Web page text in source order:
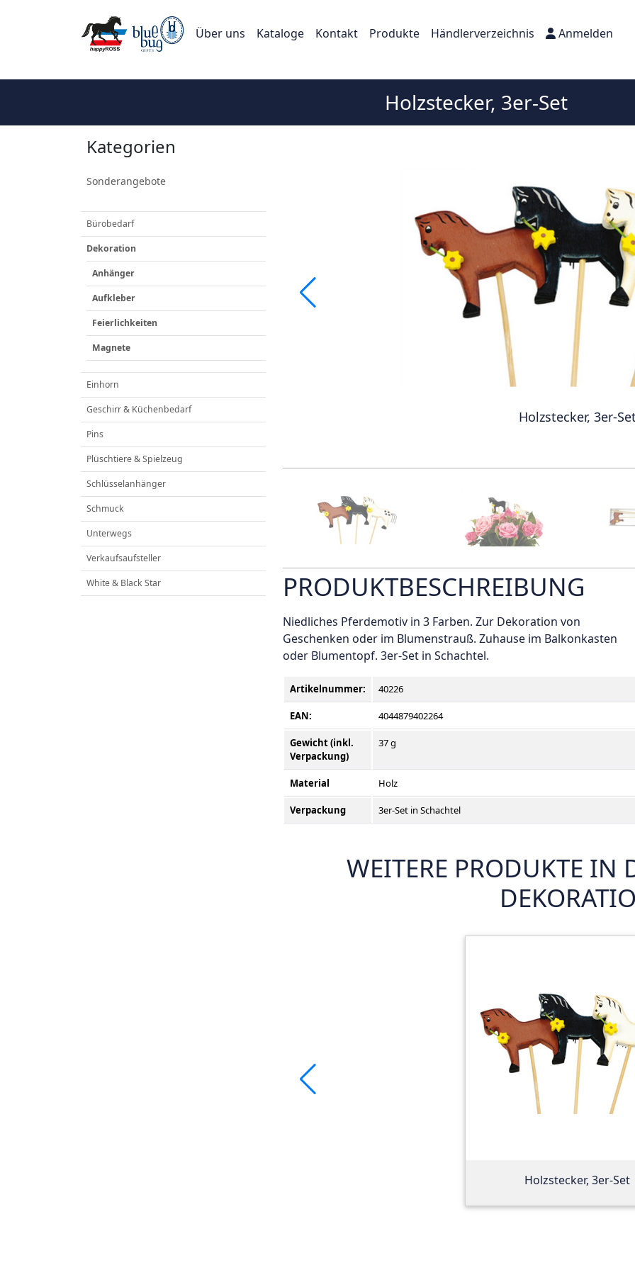
Über uns Kataloge Kontakt Produkte Händlerverzeichnis Anmelden
Holzstecker, 3er-Set
Kategorien
Sonderangebote
Bürobedarf
Dekoration
Anhänger
Aufkleber
Feierlichkeiten
Magnete
Einhorn
Geschirr & Küchenbedarf
Pins
Plüschtiere & Spielzeug
Schlüsselanhänger
Schmuck
Unterwegs
Verkaufsaufsteller
White & Black Star
Holzstecker, 3er-
PRODUKTBESCHREIBUNG
Niedliches Pferdemotiv in 3 Farben. Zur Dekoration von
Geschenken oder im Blumenstrauß. Zuhause im Balkonkasten
oder Blumentopf. 3er-Set in Schachtel.
Artikelnummer: 40226
EAN: 4044879402264
Gewicht (inkl.
Verpackung)
37 g
Material Holz
Verpackung 3er-Set in Schachtel
WEITERE PRODUKTE IN
Holzstecker, 3er-Set